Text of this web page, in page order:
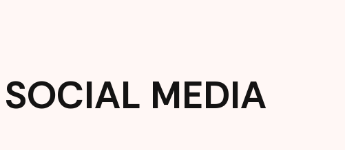
MEDIA